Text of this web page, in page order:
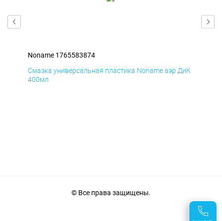
Noname 1765583874
Смазка универсальная пластика Noname аэр ДиК
400мл
© Все права защищены.